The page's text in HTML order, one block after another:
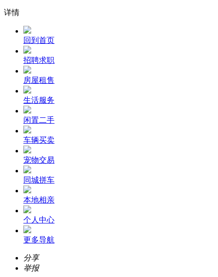
详情
回到首页
招聘求职
房屋租售
生活服务
闲置二手
车辆买卖
宠物交易
同城拼车
本地相亲
个人中心
更多导航
分享
举报